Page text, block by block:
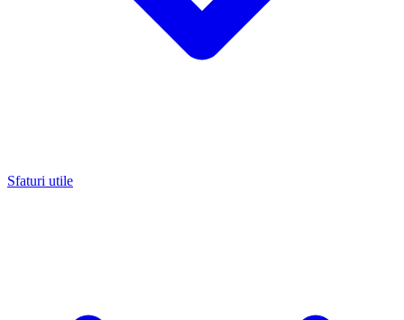
Sfaturi utile